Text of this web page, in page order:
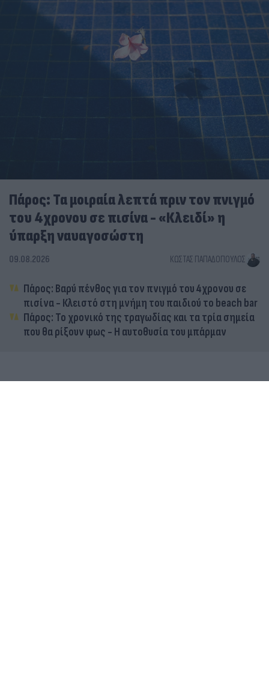
Πάρος: Τα μοιραία λεπτά πριν τον πνιγμό
του 4χρονου σε πισίνα - «Κλειδί» η
ύπαρξη ναυαγοσώστη
09.08.2026 ΚΏΣΤΑΣ ΠΑΠΑΔΌΠΟΥΛΟΣ
Πάρος: Βαρύ πένθος για τον πνιγμό του 4χρονου σε
πισίνα - Κλειστό στη μνήμη του παιδιού το beach bar
Πάρος: Το χρονικό της τραγωδίας και τα τρία σημεία
που θα ρίξουν φως - Η αυτοθυσία του μπάρμαν